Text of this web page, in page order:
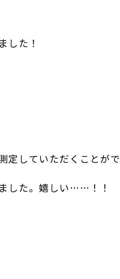
した！
定していただくことがで
した。嬉しい……！！